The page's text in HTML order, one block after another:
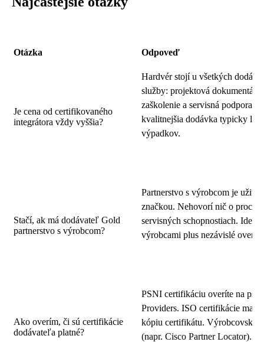
Otázka Odpoveď
Je cena od certifikovaného
integrátora vždy vyššia?
Hardvér stojí u všetkých
služby: projektová
zaškolenie a servisná podpora.
kvalitnejšia dodávka typicky
výpadkov.
Stačí, ak má dodávateľ Gold
partnerstvo s výrobcom?
Partnerstvo s výrobcom je
značkou. Nehovorí nič o
servisných schopnostiach.
výrobcami plus nezávislé
Ako overím, či sú certifikácie
dodávateľa platné?
PSNI certifikáciu overíte na
Providers. ISO certifikácie majú
kópiu certifikátu. Výrobcovské
(napr. Cisco Partner Locator).